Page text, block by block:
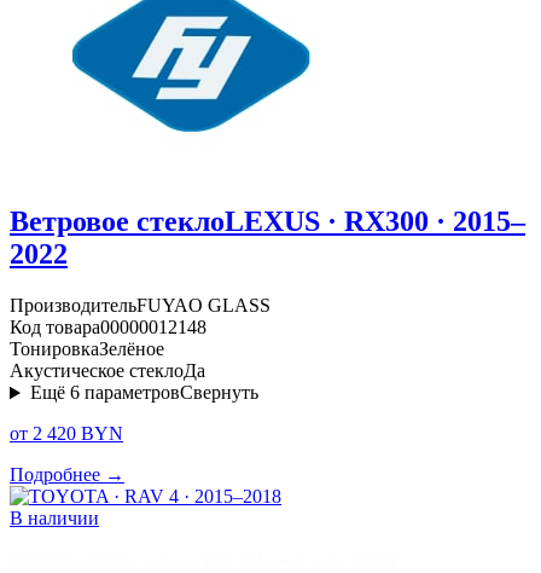
Ветровое стеклоLEXUS · RX300 · 2015–
2022
ПроизводительFUYAO GLASS
Код товара00000012148
ТонировкаЗелёное
Акустическое стеклоДа
Ещё 6 параметровСвернуть
от 2 420 BYN
Подробнее →
В наличии